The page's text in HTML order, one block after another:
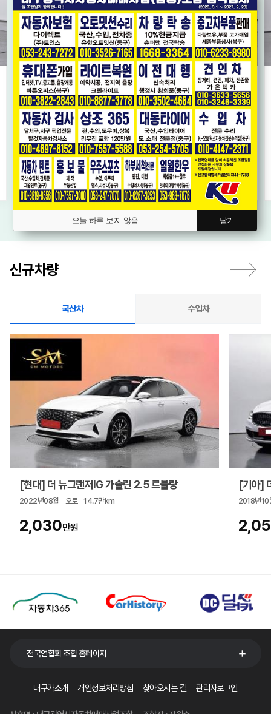
오늘 하루 보지 않음 닫기
[현대] LF쏘나타 뉴라이즈 LPi 렌터카 모던
* 단순교환 * 가성비 좋은 LPG 모델 * 내비게이션,후방카메라 *
2018년08월
8.1만km
오토
1,100만원
신규차량
국산차 수입차
[현대] 더 뉴그랜저IG 가솔린 2.5 르블랑
2022년08월 오토 14.7만km
2,030만원
[기아]
2018년10
전국연합회 조합 홈페이지
대구카소개 개인정보처리방침 찾아오시는 길 관리자로그인